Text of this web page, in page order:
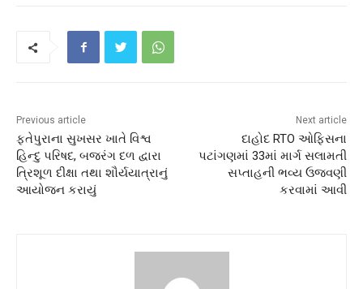
Previous article
ફતેપુરાના સુખસર ખાતે વિશ્વ
હિન્દુ પરિષદ, બજરંગ દળ દ્વારા
ત્રિશૂળ દીક્ષા તથા શૌર્યયાત્રાનું
આયોજન કરાયું
Next article
દાહોદ RTO ઓફિસના
પટાંગણમાં 33માં માર્ગ સલામતી
સપ્તાહની ભવ્ય ઉજવણી
કરવામાં આવી